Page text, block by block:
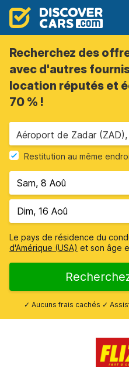
Recherchez des
avec d'autres
location réputés et
70 % !
Aéroport de Zadar
Restitution au même
Le pays de résidence du
d'Amérique (USA) et son âge
✓ Aucuns frais cachés ✓